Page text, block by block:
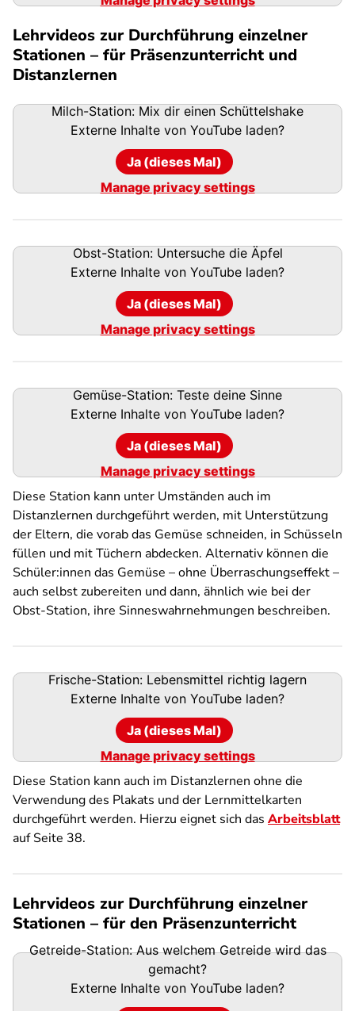
Lehrvideos zur Durchführung einzelner
Stationen – für Präsenzunterricht und
Distanzlernen
Milch-Station: Mix dir einen Schüttelshake
Externe Inhalte von YouTube laden?
Ja (dieses Mal)
Manage privacy settings
Obst-Station: Untersuche die Äpfel
Externe Inhalte von YouTube laden?
Ja (dieses Mal)
Manage privacy settings
Gemüse-Station: Teste deine Sinne
Externe Inhalte von YouTube laden?
Ja (dieses Mal)
Manage privacy settings
Diese Station kann unter Umständen auch im
Distanzlernen durchgeführt werden, mit Unterstützung
der Eltern, die vorab das Gemüse schneiden, in Schüsseln
füllen und mit Tüchern abdecken. Alternativ können die
Schüler:innen das Gemüse – ohne Überraschungseffekt –
auch selbst zubereiten und dann, ähnlich wie bei der
Obst-Station, ihre Sinneswahrnehmungen beschreiben.
Frische-Station: Lebensmittel richtig lagern
Externe Inhalte von YouTube laden?
Ja (dieses Mal)
Manage privacy settings
Diese Station kann auch im Distanzlernen ohne die
Verwendung des Plakats und der Lernmittelkarten
durchgeführt werden. Hierzu eignet sich das Arbeitsblatt
auf Seite 38.
Lehrvideos zur Durchführung einzelner
Stationen – für den Präsenzunterricht
Getreide-Station: Aus welchem Getreide wird das
gemacht?
Externe Inhalte von YouTube laden?